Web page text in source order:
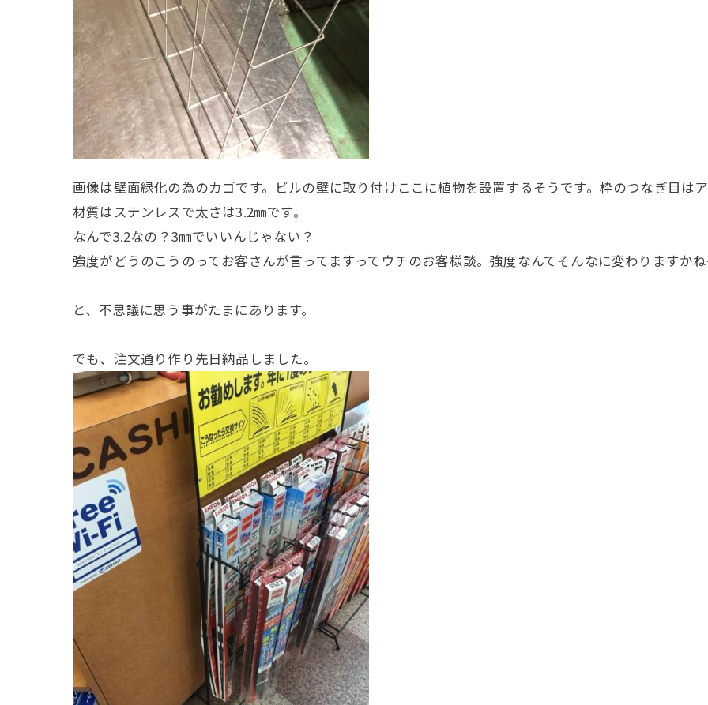
画像は壁面緑化の為のカゴです。ビルの壁に取り付けここに植物を設置するそうです。枠のつなぎ目は
材質はステンレスで太さは3.2㎜です。
なんで3.2なの？3㎜でいいんじゃない？
強度がどうのこうのってお客さんが言ってますってウチのお客様談。強度なんてそんなに変わりますか
と、不思議に思う事がたまにあります。
でも、注文通り作り先日納品しました。